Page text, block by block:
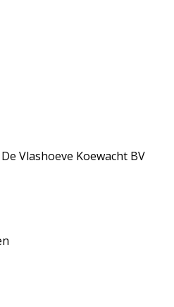
Vlashoeve Koewacht BV